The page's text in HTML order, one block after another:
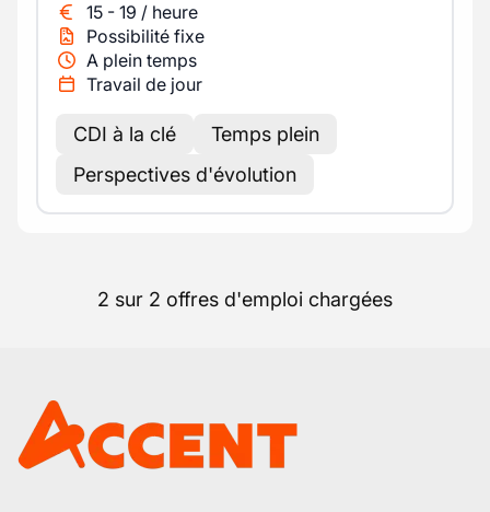
15 - 19 / heure
Possibilité fixe
A plein temps
Travail de jour
CDI à la clé
Temps plein
Perspectives d'évolution
2 sur 2 offres d'emploi chargées